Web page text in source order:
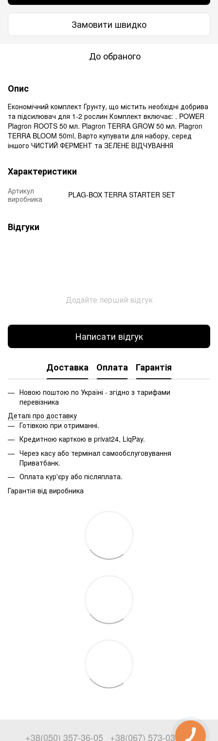
Замовити швидко
До обраного
Опис
Економічний комплект Грунту, що містить необхідні добрива
та підсилювач для 1-2 рослин Комплект включає: . POWER
Plagron ROOTS 50 мл. Plagron TERRA GROW 50 мл. Plagron
TERRA BLOOM 50ml, Варто купувати для набору, серед
іншого ЧИСТИЙ ФЕРМЕНТ та ЗЕЛЕНЕ ВІДЧУВАННЯ
Характеристики
Артикул
виробника
PLAG-BOX TERRA STARTER SET
Відгуки
Додайте перший відгук
Написати відгук
Доставка Оплата Гарантія
Новою поштою по Україні - згідно з тарифами
перевізника
Деталі про доставку
Готівкою при отриманні.
Кредитною карткою в privat24, LiqPay.
Через касу або термінал самообслуговування
Приватбанк.
Оплата кур'єру або післяплата.
Гарантія від виробника
+38(050) 357-36-05 +38(067) 573-03-69